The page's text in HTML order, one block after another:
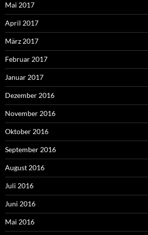
Mai 2017
April 2017
März 2017
Februar 2017
Januar 2017
Dezember 2016
November 2016
Oktober 2016
September 2016
August 2016
Juli 2016
Juni 2016
Mai 2016